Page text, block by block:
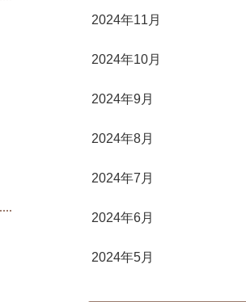
2024年11月
2024年10月
2024年9月
2024年8月
2024年7月
2024年6月
2024年5月